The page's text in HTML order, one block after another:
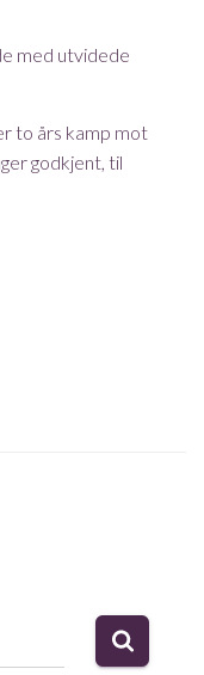
med utvidede
to års kamp mot
godkjent, til